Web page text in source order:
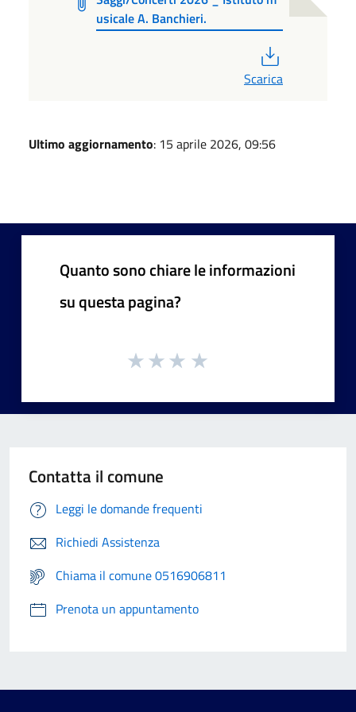
usicale A. Banchieri.
Scarica
Ultimo aggiornamento: 15 aprile 2026, 09:56
Quanto sono chiare le informazioni
su questa pagina?
Contatta il comune
Leggi le domande frequenti
Richiedi Assistenza
Chiama il comune 0516906811
Prenota un appuntamento